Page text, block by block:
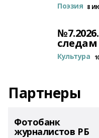
Поэзия 8
Культура
Партнеры
Фотобанк
журналистов РБ